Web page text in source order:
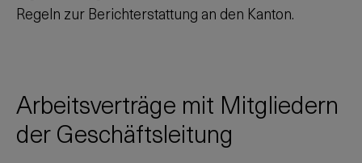
Regeln zur Berichterstattung an den Kanton.
Arbeitsverträge mit Mitgliedern
der Geschäftsleitung